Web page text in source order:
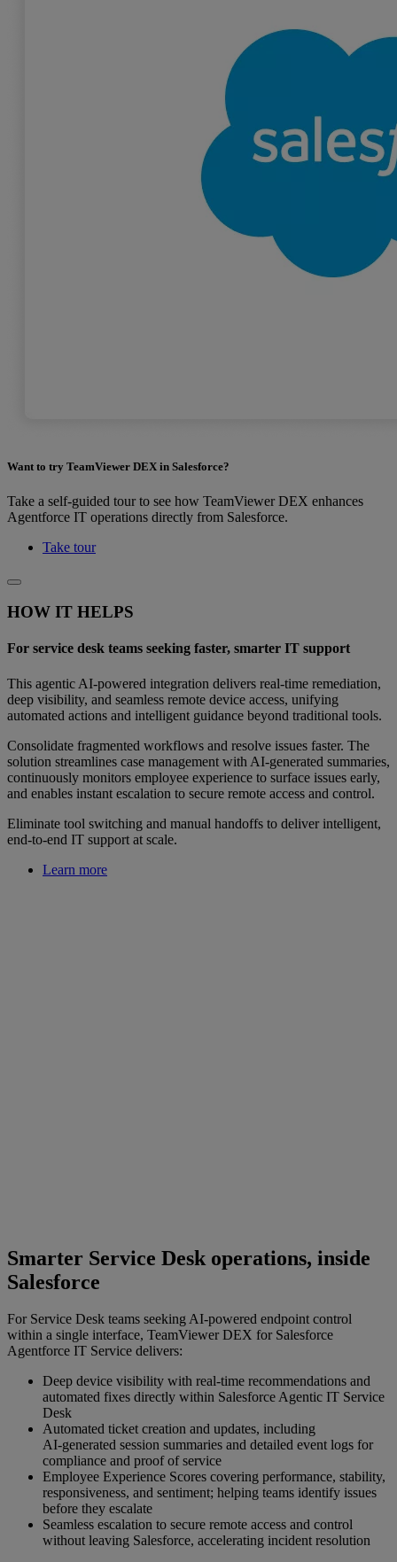
Want to try TeamViewer DEX in Salesforce?
Take a self-guided tour to see how TeamViewer DEX enhances
Agentforce IT operations directly from Salesforce.
Take tour
HOW IT HELPS
For service desk teams seeking faster, smarter IT support
This agentic AI‑powered integration delivers real‑time remediation,
deep visibility, and seamless remote device access, unifying
automated actions and intelligent guidance beyond traditional tools.
Consolidate fragmented workflows and resolve issues faster. The
solution streamlines case management with AI‑generated summaries,
continuously monitors employee experience to surface issues early,
and enables instant escalation to secure remote access and control.
Eliminate tool switching and manual handoffs to deliver intelligent,
end‑to‑end IT support at scale.
Learn more
Smarter Service Desk operations, inside
Salesforce
For Service Desk teams seeking AI‑powered endpoint control
within a single interface, TeamViewer DEX for Salesforce
Agentforce IT Service delivers:
Deep device visibility with real‑time recommendations and
automated fixes directly within Salesforce Agentic IT Service
Desk
Automated ticket creation and updates, including
AI‑generated session summaries and detailed event logs for
compliance and proof of service
Employee Experience Scores covering performance, stability,
responsiveness, and sentiment; helping teams identify issues
before they escalate
Seamless escalation to secure remote access and control
without leaving Salesforce, accelerating incident resolution